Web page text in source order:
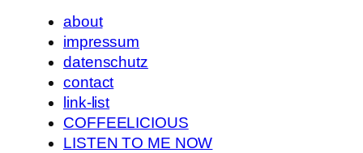
about
impressum
datenschutz
contact
link-list
COFFEELICIOUS
LISTEN TO ME NOW